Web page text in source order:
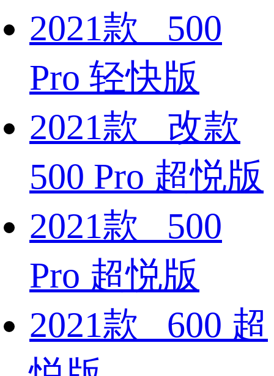
2021款 500
Pro 轻快版
2021款 改款
500 Pro 超悦版
2021款 500
Pro 超悦版
2021款 600 超